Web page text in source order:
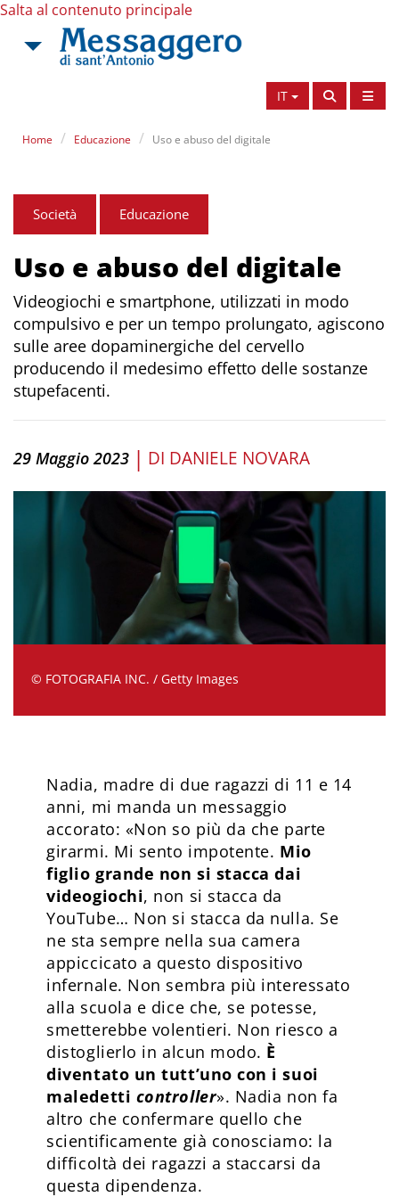
Salta al contenuto principale
IT
Home Educazione Uso e abuso del digitale
Società Educazione
Uso e abuso del digitale
Videogiochi e smartphone, utilizzati in modo
compulsivo e per un tempo prolungato, agiscono
sulle aree dopaminergiche del cervello
producendo il medesimo effetto delle sostanze
stupefacenti.
29 Maggio 2023 | DI DANIELE NOVARA
© FOTOGRAFIA INC. / Getty Images
Nadia, madre di due ragazzi di 11 e 14
anni, mi manda un messaggio
accorato: «Non so più da che parte
girarmi. Mi sento impotente. Mio
figlio grande non si stacca dai
videogiochi, non si stacca da
YouTube… Non si stacca da nulla. Se
ne sta sempre nella sua camera
appiccicato a questo dispositivo
infernale. Non sembra più interessato
alla scuola e dice che, se potesse,
smetterebbe volentieri. Non riesco a
distoglierlo in alcun modo. È
diventato un tutt’uno con i suoi
maledetti controller». Nadia non fa
altro che confermare quello che
scientificamente già conosciamo: la
difficoltà dei ragazzi a staccarsi da
questa dipendenza.